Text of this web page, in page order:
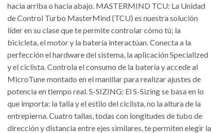
hacia arriba o hacia abajo. MASTERMIND TCU: La Unidad
de Control Turbo MasterMind (TCU) es nuestra solución
líder en su clase que te permite controlar cómo tú; la
bicicleta, el motor y la batería interactúan. Conecta a la
perfección el hardware del sistema, la aplicación Specialized
y el ciclista. Controla el consumo de la batería y accede al
MicroTune montado en el manillar para realizar ajustes de
potencia en tiempo real. S-SIZING: El S-Sizing se basa en lo
que importa: la talla y el estilo del ciclista, no la altura de la
entrepierna. Cuatro tallas, todas con longitudes de tubo de
dirección y distancia entre ejes similares, te permiten elegir la